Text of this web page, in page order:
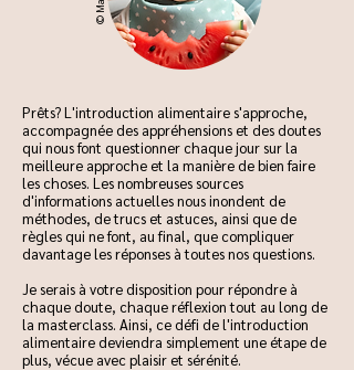
Prêts? L'introduction alimentaire s'approche,
accompagnée des appréhensions et des doutes
qui nous font questionner chaque jour sur la
meilleure approche et la manière de bien faire
les choses. Les nombreuses sources
d'informations actuelles nous inondent de
méthodes, de trucs et astuces, ainsi que de
règles qui ne font, au final, que compliquer
davantage les réponses à toutes nos questions.
Je serais à votre disposition pour répondre à
chaque doute, chaque réflexion tout au long de
la masterclass. Ainsi, ce défi de l'introduction
alimentaire deviendra simplement une étape de
plus, vécue avec plaisir et sérénité.